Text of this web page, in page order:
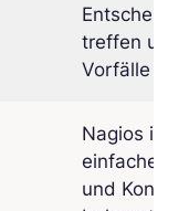
treffen und
Vorfälle zu
Nagios ist
einfache
und